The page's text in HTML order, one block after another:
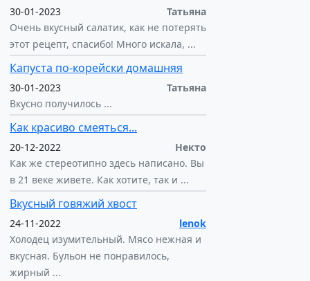
30-01-2023
Татьяна
Очень вкусный салатик, как не потерять
этот рецепт, спасибо! Много искала, ...
Капуста по-корейски домашняя
30-01-2023
Татьяна
Вкусно получилось ...
Как красиво смеяться...
20-12-2022
Некто
Как же стереотипно здесь написано. Вы
в 21 веке живете. Как хотите, так и ...
Вкусный говяжий хвост
24-11-2022
lenok
Холодец изумительный. Мясо нежная и
вкусная. Бульон не понравилось,
жирный ...